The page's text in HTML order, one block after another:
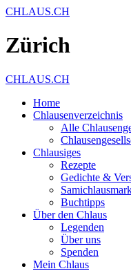
CHLAUS.CH
Zürich
CHLAUS.CH
Home
Chlausenverzeichnis
Alle
Chlausiges
Rezepte
Gedichte &
Buchtipps
Über den Chlaus
Legenden
Über uns
Spenden
Mein Chlaus